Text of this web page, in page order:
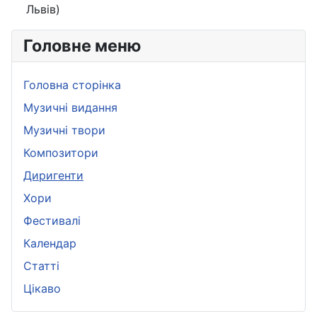
Головне меню
Головна сторінка
Музичні видання
Музичні твори
Композитори
Диригенти
Хори
Фестивалі
Календар
Статті
Цікаво
Львів)